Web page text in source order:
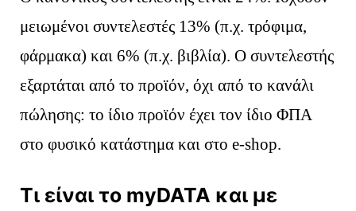
2107000917
μειωμένοι συντελεστές 13% (π.χ. τρόφιμα,
φάρμακα) και 6% (π.χ. βιβλία). Ο συντελεστής
εξαρτάται από το προϊόν, όχι από το κανάλι
πώλησης: το ίδιο προϊόν έχει τον ίδιο ΦΠΑ
στο φυσικό κατάστημα και στο e-shop.
Τι είναι το myDATA και με